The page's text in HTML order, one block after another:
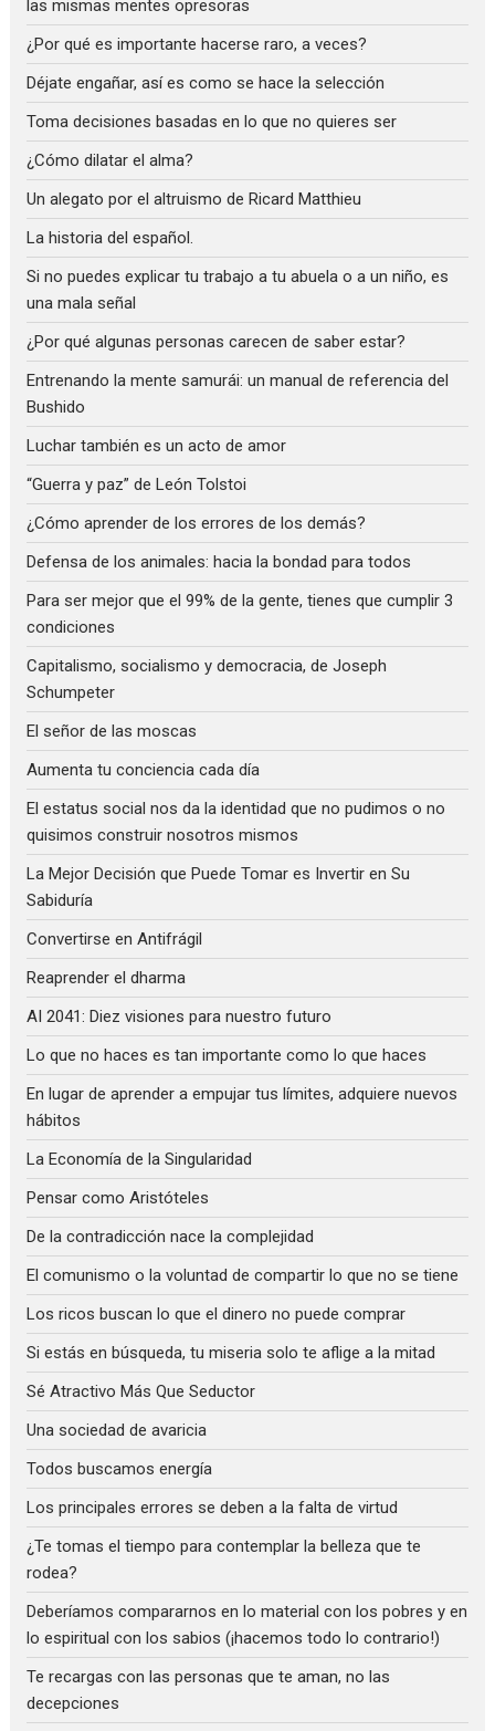
las mismas mentes opresoras
¿Por qué es importante hacerse raro, a veces?
Déjate engañar, así es como se hace la selección
Toma decisiones basadas en lo que no quieres ser
¿Cómo dilatar el alma?
Un alegato por el altruismo de Ricard Matthieu
La historia del español.
Si no puedes explicar tu trabajo a tu abuela o a un niño, es
una mala señal
¿Por qué algunas personas carecen de saber estar?
Entrenando la mente samurái: un manual de referencia del
Bushido
Luchar también es un acto de amor
“Guerra y paz” de León Tolstoi
¿Cómo aprender de los errores de los demás?
Defensa de los animales: hacia la bondad para todos
Para ser mejor que el 99% de la gente, tienes que cumplir 3
condiciones
Capitalismo, socialismo y democracia, de Joseph
Schumpeter
El señor de las moscas
Aumenta tu conciencia cada día
El estatus social nos da la identidad que no pudimos o no
quisimos construir nosotros mismos
La Mejor Decisión que Puede Tomar es Invertir en Su
Sabiduría
Convertirse en Antifrágil
Reaprender el dharma
AI 2041: Diez visiones para nuestro futuro
Lo que no haces es tan importante como lo que haces
En lugar de aprender a empujar tus límites, adquiere nuevos
hábitos
La Economía de la Singularidad
Pensar como Aristóteles
De la contradicción nace la complejidad
El comunismo o la voluntad de compartir lo que no se tiene
Los ricos buscan lo que el dinero no puede comprar
Si estás en búsqueda, tu miseria solo te aflige a la mitad
Sé Atractivo Más Que Seductor
Una sociedad de avaricia
Todos buscamos energía
Los principales errores se deben a la falta de virtud
¿Te tomas el tiempo para contemplar la belleza que te
rodea?
Deberíamos compararnos en lo material con los pobres y en
lo espiritual con los sabios (¡hacemos todo lo contrario!)
Te recargas con las personas que te aman, no las
decepciones